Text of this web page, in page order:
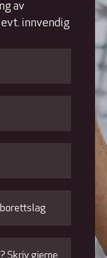
av
innvendig